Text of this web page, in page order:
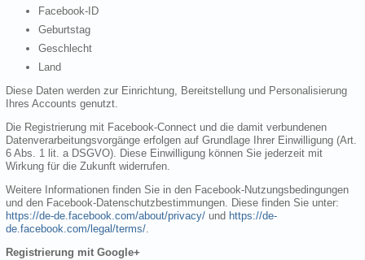
Facebook-ID
Geburtstag
Geschlecht
Land
Diese Daten werden zur Einrichtung, Bereitstellung und Personalisierung
Ihres Accounts genutzt.
Die Registrierung mit Facebook-Connect und die damit verbundenen
Datenverarbeitungsvorgänge erfolgen auf Grundlage Ihrer Einwilligung (Art.
6 Abs. 1 lit. a DSGVO). Diese Einwilligung können Sie jederzeit mit
Wirkung für die Zukunft widerrufen.
Weitere Informationen finden Sie in den Facebook-Nutzungsbedingungen
und den Facebook-Datenschutzbestimmungen. Diese finden Sie unter:
https://de-de.facebook.com/about/privacy/ und https://de-
de.facebook.com/legal/terms/.
Registrierung mit Google+